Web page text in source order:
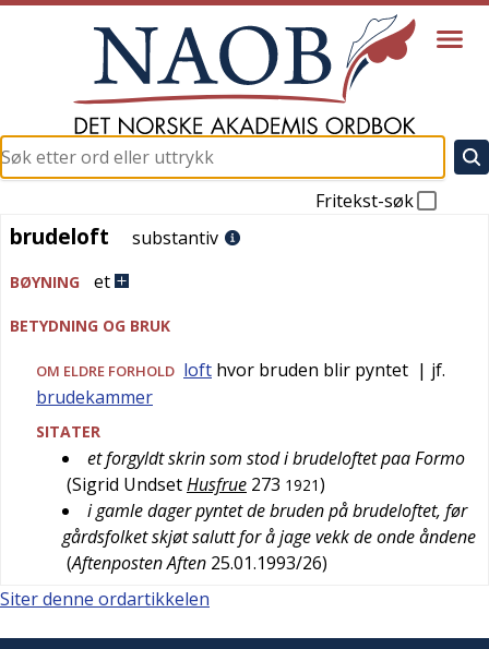
Fritekst-søk
brudeloft
brudeloft substantiv
BØYNING et
BETYDNING OG BRUK
OM ELDRE FORHOLD loft hvor bruden blir pyntet | jf.
brudekammer
SITATER
et forgyldt skrin som stod i brudeloftet paa Formo
(Sigrid UndsetHusfrue 273 1921)
i gamle dager pyntet de bruden på brudeloftet, før
gårdsfolket skjøt salutt for å jage vekk de onde åndene
(Aftenposten Aften 25.01.1993/26)
Siter denne ordartikkelen